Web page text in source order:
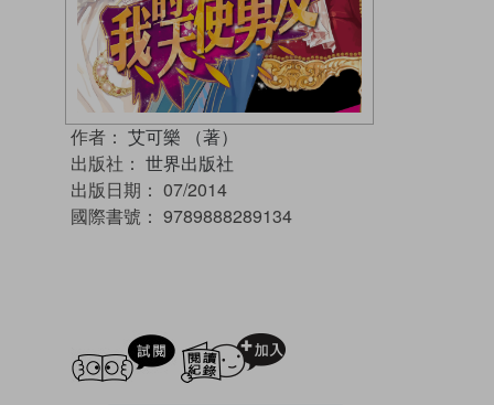
作者： 艾可樂 （著）
出版社： 世界出版社
出版日期： 07/2014
國際書號： 9789888289134
試閲